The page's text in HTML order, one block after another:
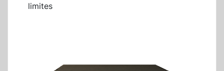
limites